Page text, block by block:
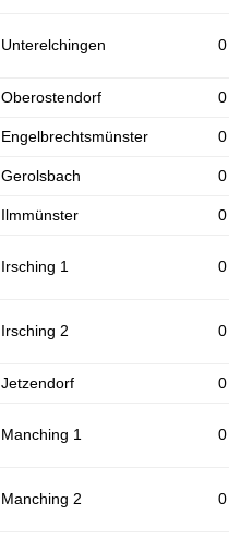
Unterelchingen 0
Oberostendorf 0
Engelbrechtsmünster 0
Gerolsbach 0
Ilmmünster 0
Irsching 1 0
Irsching 2 0
Jetzendorf 0
Manching 1 0
Manching 2 0